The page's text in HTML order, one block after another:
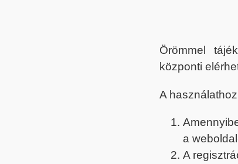
Örömmel
központi
A
a
A